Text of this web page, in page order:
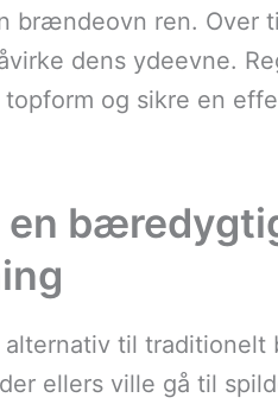
brændeovn ren. Over
dens ydeevne.
og sikre en
til traditionelt
ellers ville gå til